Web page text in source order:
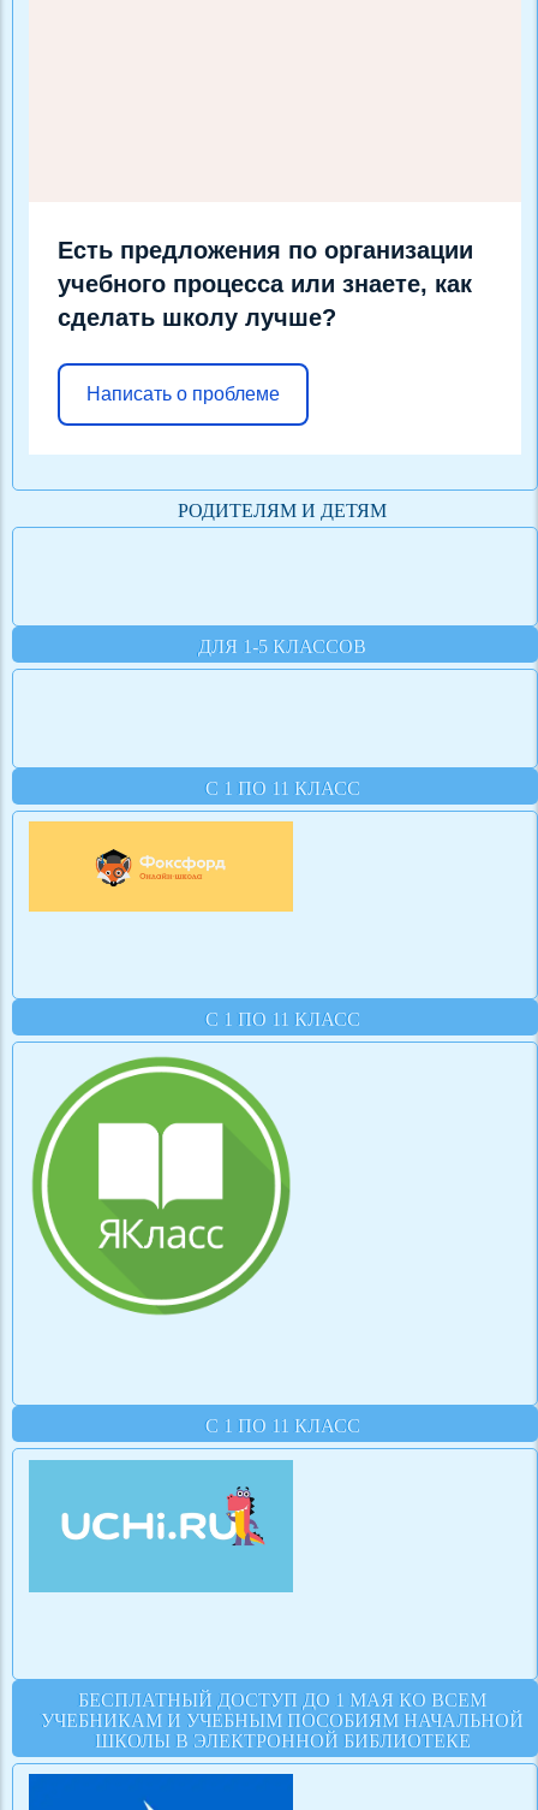
Есть предложения по организации
учебного процесса или знаете, как
сделать школу лучше?
Написать о проблеме
РОДИТЕЛЯМ И ДЕТЯМ
ДЛЯ 1-5 КЛАССОВ
С 1 ПО 11 КЛАСС
С 1 ПО 11 КЛАСС
С 1 ПО 11 КЛАСС
БЕСПЛАТНЫЙ ДОСТУП ДО 1 МАЯ КО ВСЕМ
УЧЕБНИКАМ И УЧЕБНЫМ ПОСОБИЯМ НАЧАЛЬНОЙ
ШКОЛЫ В ЭЛЕКТРОННОЙ БИБЛИОТЕКЕ